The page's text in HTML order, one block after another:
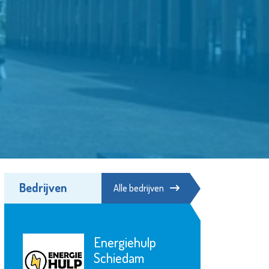
Bedrijven Alle bedrijven
Naut